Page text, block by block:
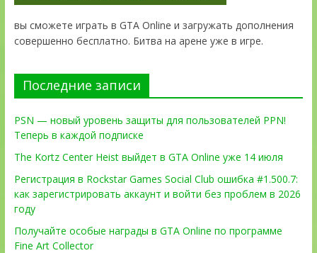
вы сможете играть в GTA Online и загружать дополнения
совершенно бесплатно. Битва на арене уже в игре.
Последние записи
PSN — новый уровень защиты для пользователей PPN!
Теперь в каждой подписке
The Kortz Center Heist выйдет в GTA Online уже 14 июля
Регистрация в Rockstar Games Social Club ошибка #1.500.7:
как зарегистрировать аккаунт и войти без проблем в 2026
году
Получайте особые награды в GTA Online по программе
Fine Art Collector